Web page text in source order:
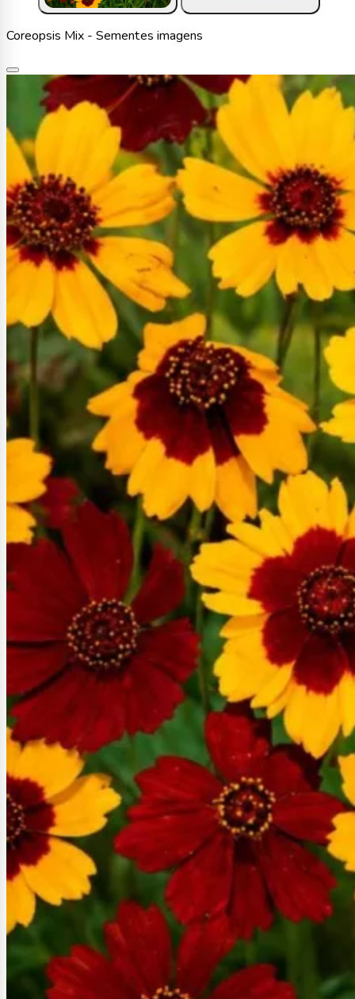
Coreopsis Mix - Sementes imagens